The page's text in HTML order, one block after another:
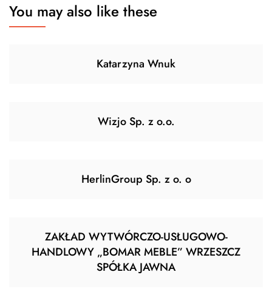
You may also like these
Katarzyna Wnuk
Wizjo Sp. z o.o.
HerlinGroup Sp. z o. o
ZAKŁAD WYTWÓRCZO-USŁUGOWO-
HANDLOWY „BOMAR MEBLE” WRZESZCZ
SPÓŁKA JAWNA